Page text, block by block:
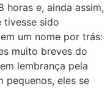
horas e, ainda assim,
tivesse sido
um nome por trás:
muito breves do
lembrança pela
pequenos, eles se